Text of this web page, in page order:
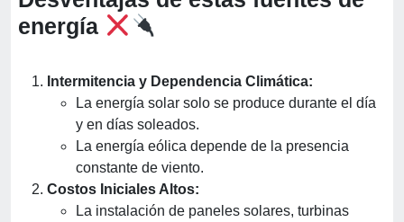
energía
Intermitencia y Dependencia Climática:
La energía solar solo se produce durante el día
y en días soleados.
La energía eólica depende de la presencia
constante de viento.
Costos Iniciales Altos:
La instalación de paneles solares, turbinas